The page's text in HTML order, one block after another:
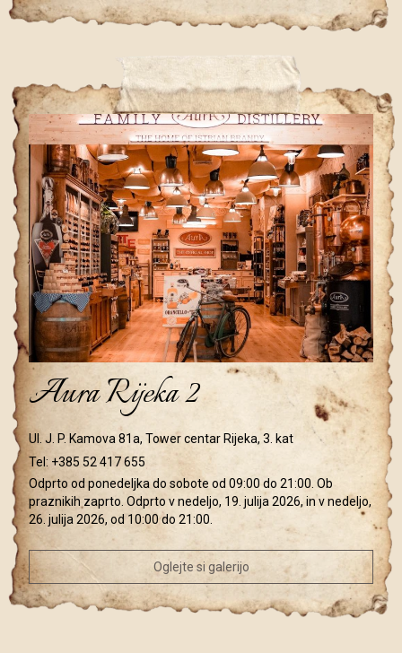
Aura Rijeka 2
Ul. J. P. Kamova 81a, Tower centar Rijeka, 3. kat
Tel: +385 52 417 655
Odprto od ponedeljka do sobote od 09:00 do 21:00. Ob
praznikih zaprto. Odprto v nedeljo, 19. julija 2026, in v nedeljo,
26. julija 2026, od 10:00 do 21:00.
Oglejte si galerijo